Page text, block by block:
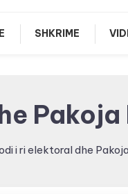
SHKRIME
i ri elektoral dhe